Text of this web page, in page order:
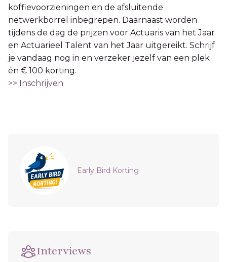
koffievoorzieningen en de afsluitende
netwerkborrel inbegrepen. Daarnaast worden
tijdens de dag de prijzen voor Actuaris van het Jaar
en Actuarieel Talent van het Jaar uitgereikt. Schrijf
je vandaag nog in en verzeker jezelf van een plek
én € 100 korting.
>> Inschrijven
Sidebar
Early Bird Korting
Interviews